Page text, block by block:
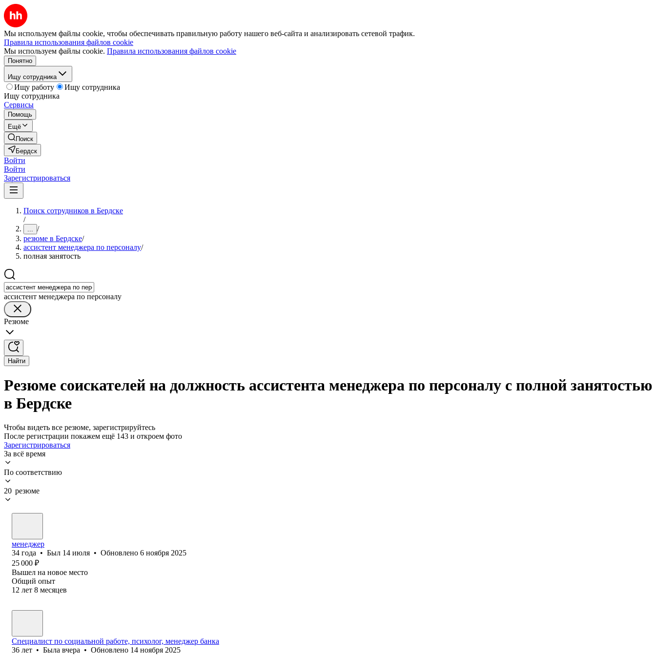
Мы используем файлы cookie, чтобы обеспечивать правильную работу нашего веб-сайта и анализировать сетевой трафик.
Правила использования файлов cookie
Мы используем файлы cookie. Правила использования файлов cookie
Понятно
Ищу сотрудника
Ищу работу
Ищу сотрудника
Ищу сотрудника
Сервисы
Помощь
Ещё
Поиск
Бердск
Войти
Войти
Зарегистрироваться
Поиск сотрудников в Бердске
/
... /
резюме в Бердске/
ассистент менеджера по персоналу/
полная занятость
ассистент менеджера по персоналу
Резюме
Найти
Резюме соискателей на должность ассистента менеджера по персоналу с полной занятостью
в Бердске
Чтобы видеть все резюме, зарегистрируйтесь
После регистрации покажем ещё 143 и откроем фото
Зарегистрироваться
За всё время
По соответствию
20 резюме
менеджер
34 года • Был 14 июля • Обновлено 6 ноября 2025
25 000 ₽
Вышел на новое место
Общий опыт
12 лет 8 месяцев
Специалист по социальной работе, психолог, менеджер банка
36 лет • Была вчера • Обновлено 14 ноября 2025